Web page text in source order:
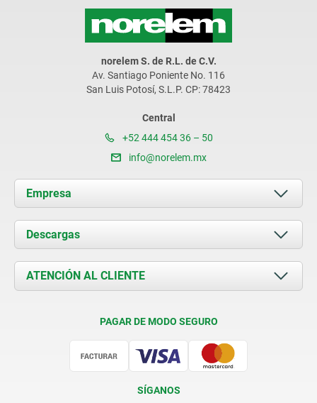
norelem S. de R.L. de C.V.
Av. Santiago Poniente No. 116
San Luis Potosí, S.L.P. CP: 78423
Central
+52 444 454 36 – 50
info@norelem.mx
Empresa
Acerca de nosotros
Novedades
Contacto
Descargas
Documents
ATENCIÓN AL CLIENTE
PAGAR DE MODO SEGURO
SÍGANOS